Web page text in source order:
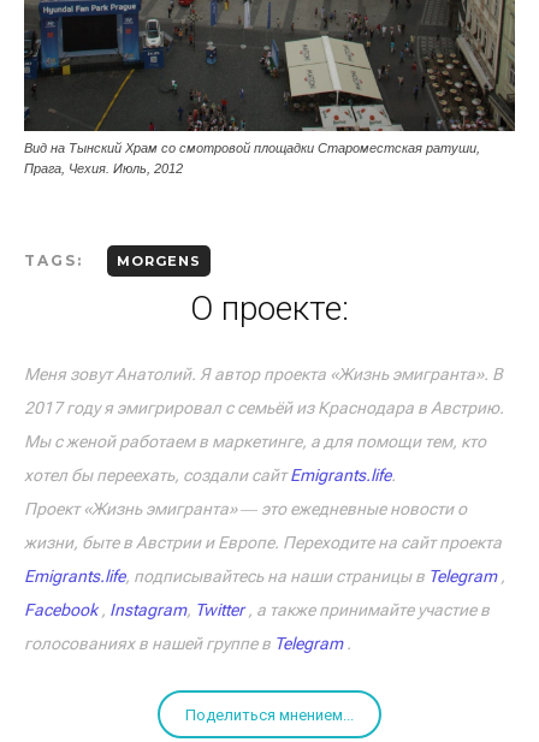
Вид на Тынский Храм со смотровой площадки Староместская ратуши,
Прага, Чехия. Июль, 2012
TAGS: MORGENS
О проекте:
Меня зовут Анатолий. Я автор проекта «Жизнь эмигранта». В
2017 году я эмигрировал с семьёй из Краснодара в Австрию.
Мы с женой работаем в маркетинге, а для помощи тем, кто
хотел бы переехать, создали сайтEmigrants.life.
Проект «Жизнь эмигранта» ― это ежедневные новости о
жизни, быте в Австрии и Европе. Переходите на сайт проекта
Emigrants.life, подписывайтесь на наши страницы в Telegram,
Facebook, Instagram, Twitter, а также принимайте участие в
голосованиях в нашей группе в Telegram.
Поделиться мнением...